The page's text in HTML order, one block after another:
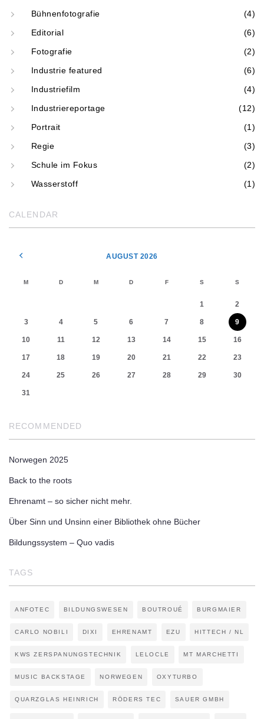
Bühnenfotografie
(4)
Editorial
(6)
Fotografie
(2)
Industrie featured
(6)
Industriefilm
(4)
Industriereportage
(12)
Portrait
(1)
Regie
(3)
Schule im Fokus
(2)
Wasserstoff
(1)
CALENDAR
AUGUST 2026
M D M D F S S
1 2
3 4 5 6 7 8 9
10 11 12 13 14 15 16
17 18 19 20 21 22 23
24 25 26 27 28 29 30
31
RECOMMENDED
Norwegen 2025
Back to the roots
Ehrenamt – so sicher nicht mehr.
Über Sinn und Unsinn einer Bibliothek ohne Bücher
Bildungssystem – Quo vadis
TAGS
ANFOTEC BILDUNGSWESEN BOUTROUÉ BURGMAIER
CARLO NOBILI DIXI EHRENAMT EZU HITTECH / NL
KWS ZERSPANUNGSTECHNIK LELOCLE MT MARCHETTI
MUSIC BACKSTAGE NORWEGEN OXYTURBO
QUARZGLAS HEINRICH RÖDERS TEC SAUER GMBH